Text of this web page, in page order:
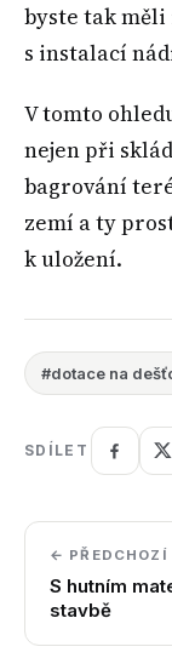
byste tak
s instalací
V tomto
nejen při
bagrování
zemí a ty
k uložení.
#dotace na
SDÍLET
← PŘEDCHOZÍ
S hutním
stavbě